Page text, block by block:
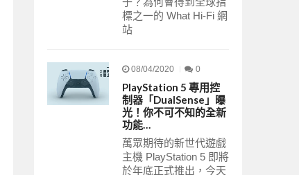
標之一的 What Hi-Fi 網
站
08/04/2020 0
PlayStation 5 專用控
制器「DualSense」曝
光！你不可不知的全新
功能…
萬眾期待的新世代遊戲
主機 PlayStation 5 即將
於年底正式推出，今天